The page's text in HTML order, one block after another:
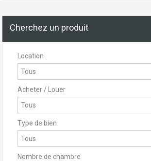
Cherchez un produit
Location
Acheter / Louer
Type de bien
Nombre de chambre